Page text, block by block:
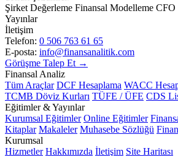
Şirket Değerleme Finansal Modelleme CFO
Yayınlar
İletişim
Telefon: 0 506 763 61 65
E-posta: info@finansanalitik.com
Görüşme Talep Et →
Finansal Analiz
Tüm Araçlar DCF Hesaplama WACC
TCMB Döviz Kurları TÜFE / ÜFE CDS
Eğitimler & Yayınlar
Kurumsal Eğitimler Online Eğitimler
Kitaplar Makaleler Muhasebe Sözlüğü
Kurumsal
Hizmetler Hakkımızda İletişim Site Haritası